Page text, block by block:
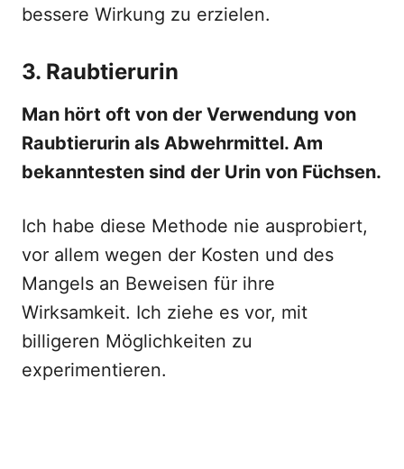
bessere Wirkung zu erzielen.
3. Raubtierurin
Man hört oft von der Verwendung von
Raubtierurin als Abwehrmittel. Am
bekanntesten sind der Urin von Füchsen.
Ich habe diese Methode nie ausprobiert,
vor allem wegen der Kosten und des
Mangels an Beweisen für ihre
Wirksamkeit. Ich ziehe es vor, mit
billigeren Möglichkeiten zu
experimentieren.